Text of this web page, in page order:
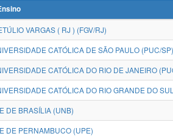
VARGAS ( RJ ) (FGV/RJ)
CATÓLICA DE SÃO PAULO (PUC/SP)
CATÓLICA DO RIO DE JANEIRO
CATÓLICA DO RIO GRANDE DO
DE BRASÍLIA (UNB)
DE PERNAMBUCO (UPE)